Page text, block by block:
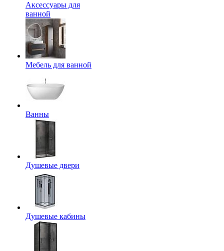
Аксессуары для
ванной
Мебель для ванной
Ванны
Душевые двери
Душевые кабины